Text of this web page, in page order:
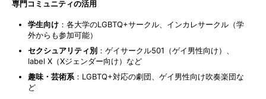
専門コミュニティの活用
学生向け ：各大学のLGBTQ+サークル、インカレサークル（学
外からも参加可能）
セクシュアリティ別 ：ゲイサークル501（ゲイ男性向け）、
label X（Xジェンダー向け）など
趣味・芸術系：LGBTQ+対応の劇団、ゲイ男性向け吹奏楽団な
ど